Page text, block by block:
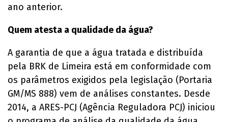
ano anterior.
Quem atesta a qualidade da água?
A garantia de que a água tratada e distribuída
pela BRK de Limeira está em conformidade com
os parâmetros exigidos pela legislação (Portaria
GM/MS 888) vem de análises constantes. Desde
2014, a ARES-PCJ (Agência Reguladora PCJ) iniciou